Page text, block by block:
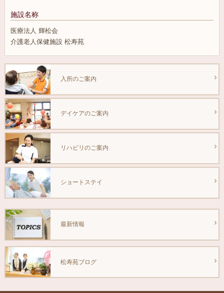
施設名称
医療法人 輝松会
介護老人保健施設 松寿苑
入所のご案内
デイケアのご案内
リハビリのご案内
ショートステイ
最新情報
松寿苑ブログ